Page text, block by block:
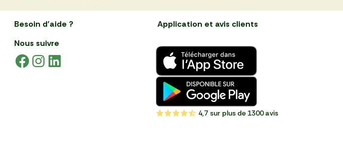
Besoin d'aide ?
Nous suivre
Application et avis clients
4,7 sur plus de 1300 avis